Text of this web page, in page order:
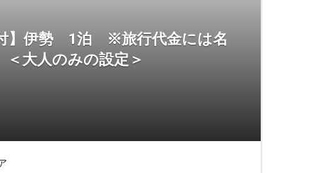
付】伊勢 1泊 ※旅行代金には名
大人のみの設定＞